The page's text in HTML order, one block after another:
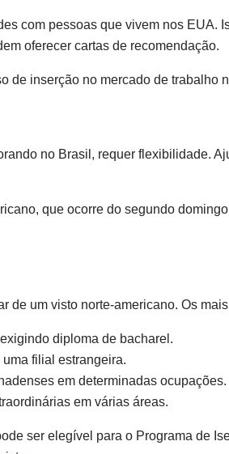
com pessoas que vivem nos
oferecer cartas de recomendação.
de inserção no mercado de
no Brasil, requer flexibilidade.
que ocorre do segundo
de um visto norte-americano. Os
diploma de bacharel.
filial estrangeira.
em determinadas ocupações.
em várias áreas.
ser elegível para o Programa de